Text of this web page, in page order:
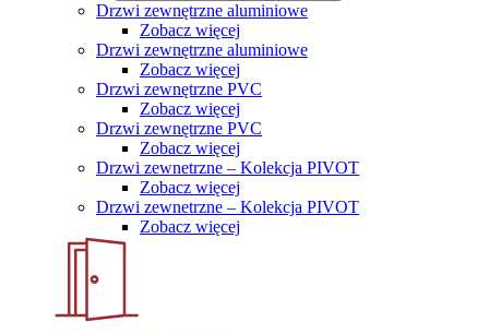
Drzwi zewnętrzne aluminiowe
Zobacz więcej
Drzwi zewnętrzne aluminiowe
Zobacz więcej
Drzwi zewnętrzne PVC
Zobacz więcej
Drzwi zewnętrzne PVC
Zobacz więcej
Drzwi zewnetrzne – Kolekcja PIVOT
Zobacz więcej
Drzwi zewnetrzne – Kolekcja PIVOT
Zobacz więcej